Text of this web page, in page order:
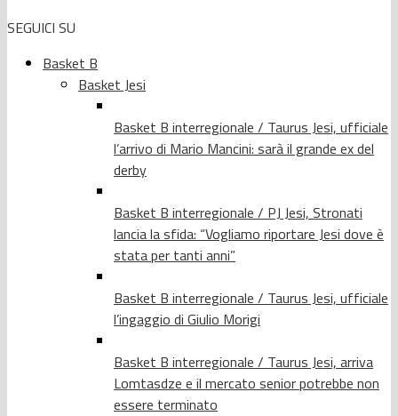
SEGUICI SU
Basket B
Basket Jesi
Basket B interregionale / Taurus Jesi, ufficiale
l’arrivo di Mario Mancini: sarà il grande ex del
derby
Basket B interregionale / PJ Jesi, Stronati
lancia la sfida: “Vogliamo riportare Jesi dove è
stata per tanti anni”
Basket B interregionale / Taurus Jesi, ufficiale
l’ingaggio di Giulio Morigi
Basket B interregionale / Taurus Jesi, arriva
Lomtasdze e il mercato senior potrebbe non
essere terminato